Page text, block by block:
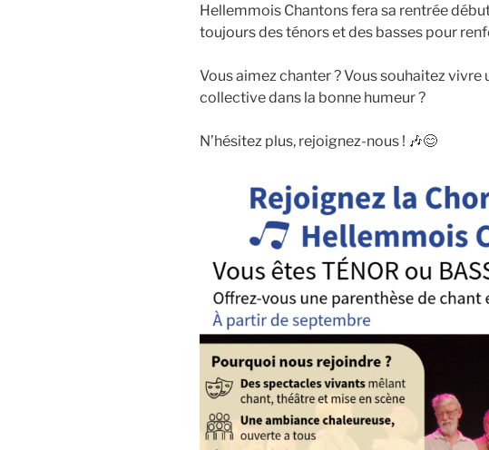
Hellemmois Chantons fera sa rentrée
toujours des ténors et des basses pour
Vous aimez chanter ? Vous souhaitez vivre
collective dans la bonne humeur ?
N’hésitez plus, rejoignez-nous ! 🎶😊